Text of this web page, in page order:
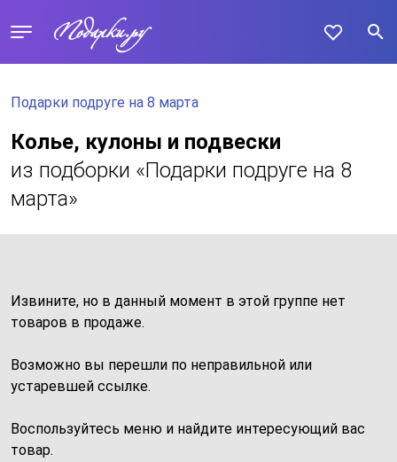
Подарки подруге на 8 марта
Колье, кулоны и подвески
из подборки «Подарки подруге на 8
марта»
Извините, но в данный момент в этой группе нет
товаров в продаже.
Возможно вы перешли по неправильной или
устаревшей ссылке.
Воспользуйтесь меню и найдите интересующий вас
товар.